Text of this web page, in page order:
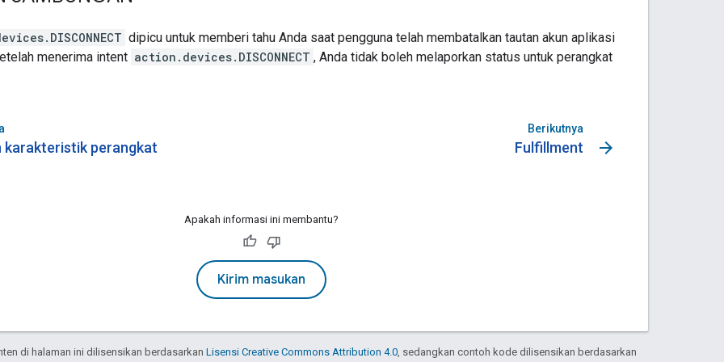
dipicu untuk memberi tahu Anda saat pengguna telah membatalkan tautan akun aplikasi
menerima intent action.devices.DISCONNECT , Anda tidak boleh melaporkan status untuk perangkat
karakteristik perangkat
Berikutnya
Fulfillment arrow_forward
Apakah informasi ini membantu?
Kirim masukan
di halaman ini dilisensikan berdasarkan Lisensi Creative Commons Attribution 4.0 , sedangkan contoh kode dilisensikan berdasarkan